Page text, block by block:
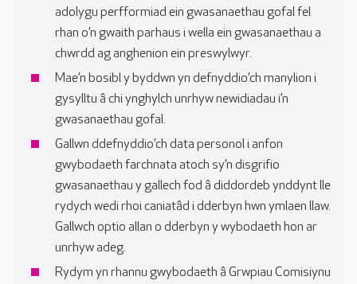
adolygu perfformiad ein gwasanaethau gofal fel
rhan o’n gwaith parhaus i wella ein gwasanaethau a
chwrdd ag anghenion ein preswylwyr.
Mae’n bosibl y byddwn yn defnyddio’ch manylion i
gysylltu â chi ynghylch unrhyw newidiadau i’n
gwasanaethau gofal.
Gallwn ddefnyddio’ch data personol i anfon
gwybodaeth farchnata atoch sy’n disgrifio
gwasanaethau y gallech fod â diddordeb ynddynt lle
rydych wedi rhoi caniatâd i dderbyn hwn ymlaen llaw.
Gallwch optio allan o dderbyn y wybodaeth hon ar
unrhyw adeg.
Rydym yn rhannu gwybodaeth â Grwpiau Comisiynu